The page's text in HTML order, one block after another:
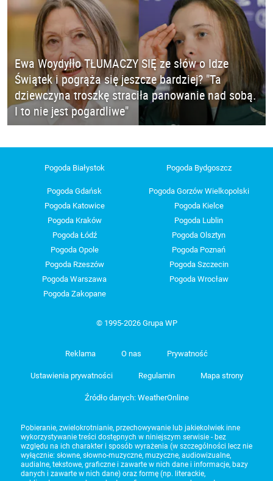
Ewa Woydyłło TŁUMACZY SIĘ ze słów o Idze
Świątek i pogrąża się jeszcze bardziej? "Ta
dziewczyna troszkę straciła panowanie nad sobą.
I to nie jest pogardliwe"
Pogoda Białystok Pogoda Bydgoszcz
Pogoda Gdańsk
Pogoda Gorzów Wielkopolski
Pogoda Katowice
Pogoda Kielce
Pogoda Kraków
Pogoda Lublin
Pogoda Łódź
Pogoda Olsztyn
Pogoda Opole
Pogoda Poznań
Pogoda Rzeszów
Pogoda Szczecin
Pogoda Warszawa
Pogoda Wrocław
Pogoda Zakopane
© 1995-2026 Grupa WP
Reklama O nas Prywatność
Ustawienia prywatności Regulamin Mapa strony
Źródło danych: WeatherOnline
Pobieranie, zwielokrotnianie, przechowywanie lub jakiekolwiek inne
wykorzystywanie treści dostępnych w niniejszym serwisie - bez
względu na ich charakter i sposób wyrażenia (w szczególności lecz nie
wyłącznie: słowne, słowno-muzyczne, muzyczne, audiowizualne,
audialne, tekstowe, graficzne i zawarte w nich dane i informacje, bazy
danych i zawarte w nich dane) oraz formę (np. literackie,